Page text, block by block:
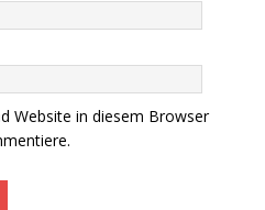
Website in diesem Browser